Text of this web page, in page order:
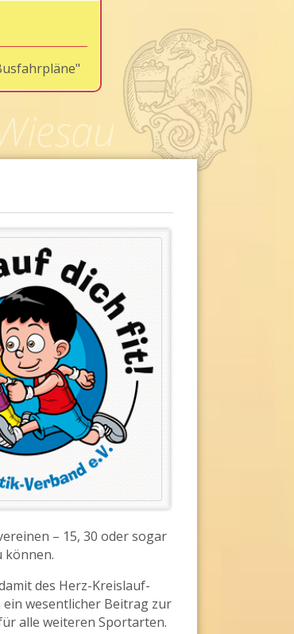
– 15, 30 oder sogar
können.
des Herz-Kreislauf-
wesentlicher Beitrag zur
alle weiteren Sportarten.